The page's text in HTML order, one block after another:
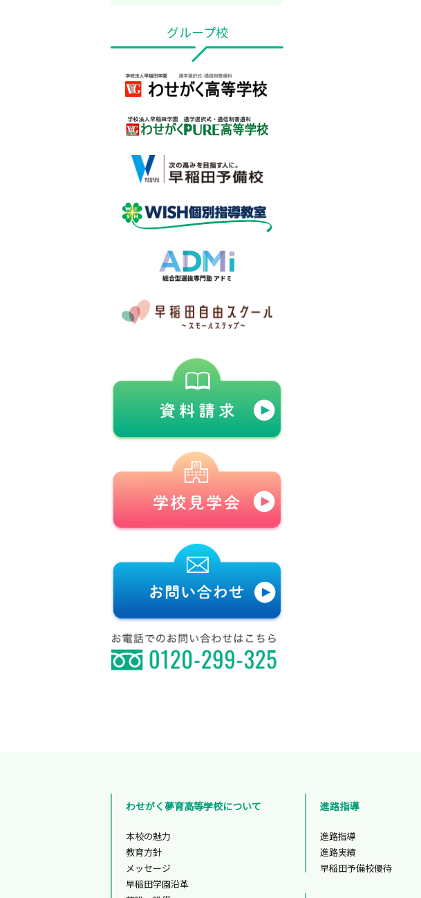
グループ校
わせがく夢育高等学校について
本校の魅力
教育方針
メッセージ
早稲田学園沿革
進路指導
進路指導
進路実績
早稲田予備校優待